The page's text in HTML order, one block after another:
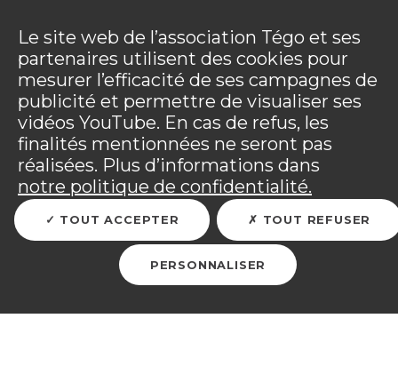
adhérents sinistrés et les personnels mobilisés.
Tous les détails dansvotre espace adhérent.
Vous êtes sur le site Tégo
RETOUR
Numéro 26
Le site web de l’association Tégo et ses
partenaires utilisent des cookies pour
mesurer l’efficacité de ses campagnes de
publicité et permettre de visualiser ses
vidéos YouTube. En cas de refus, les
finalités mentionnées ne seront pas
réalisées. Plus d’informations dans
notre politique de confidentialité.
TOUT ACCEPTER TOUT REFUSER
PERSONNALISER